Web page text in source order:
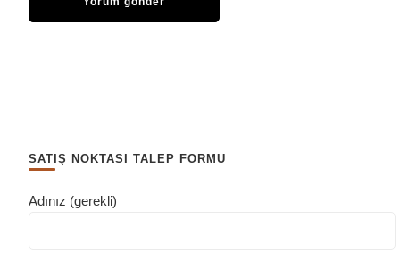
SATIŞ NOKTASI TALEP FORMU
Adınız (gerekli)